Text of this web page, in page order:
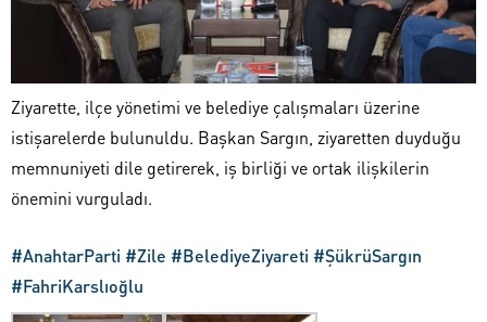
Ziyarette, ilçe yönetimi ve belediye çalışmaları üzerine
istişarelerde bulunuldu. Başkan Sargın, ziyaretten duyduğu
memnuniyeti dile getirerek, iş birliği ve ortak ilişkilerin
önemini vurguladı.
#AnahtarParti #Zile #BelediyeZiyareti #ŞükrüSargın
#FahriKarslıoğlu